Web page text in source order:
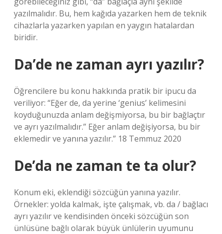
yazılmalıdır. Bu, hem kağıda yazarken hem de teknik
cihazlarla yazarken yapılan en yaygın hatalardan
biridir.
Da’de ne zaman ayrı yazılır?
Öğrencilere bu konu hakkında pratik bir ipucu da
veriliyor: “Eğer de, da yerine ‘genius’ kelimesini
koyduğunuzda anlam değişmiyorsa, bu bir bağlaçtır
ve ayrı yazılmalıdır.” Eğer anlam değişiyorsa, bu bir
eklemedir ve yanına yazılır.” 18 Temmuz 2020
De’da ne zaman te ta olur?
Konum eki, eklendiği sözcüğün yanına yazılır.
Örnekler: yolda kalmak, işte çalışmak, vb. da / bağlacı
ayrı yazılır ve kendisinden önceki sözcüğün son
ünlüsüne bağlı olarak büyük ünlülerin uyumunu